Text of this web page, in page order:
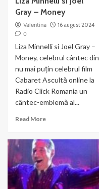
Gray – Money
Valentina
16 august 2024
0
Liza Minnelli si Joel Gray –
Money, celebrul cântec din
nu mai puțin celebrul film
Cabaret Ascultă online la
Radio Click Romania un
cântec-emblemă al...
Read MoreRead
Liza
Minnelli
si
Joel
Gray